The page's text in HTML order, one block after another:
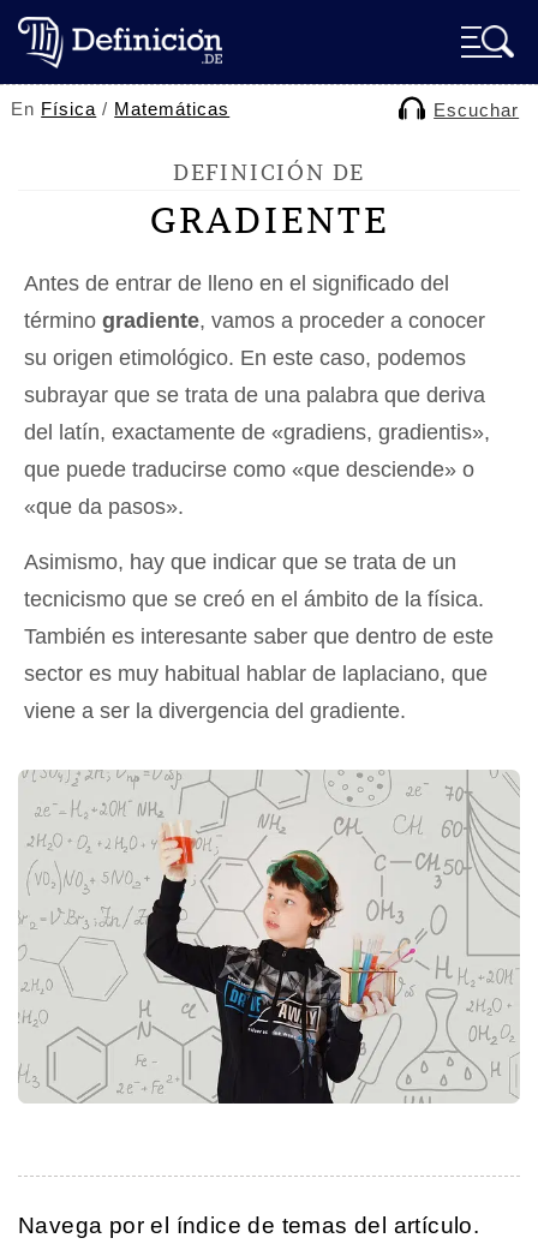
En Física / Matemáticas Escuchar
DEFINICIÓN DE
GRADIENTE
Antes de entrar de lleno en el significado del
término gradiente, vamos a proceder a conocer
su origen etimológico. En este caso, podemos
subrayar que se trata de una palabra que deriva
del latín, exactamente de «gradiens, gradientis»,
que puede traducirse como «que desciende» o
«que da pasos».
Asimismo, hay que indicar que se trata de un
tecnicismo que se creó en el ámbito de la física.
También es interesante saber que dentro de este
sector es muy habitual hablar de laplaciano, que
viene a ser la divergencia del gradiente.
Navega por el índice de temas del artículo.